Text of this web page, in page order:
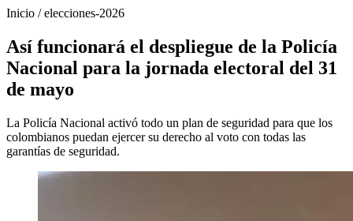
Inicio /elecciones-2026
Así funcionará el despliegue de la Policía
Nacional para la jornada electoral del 31
de mayo
La Policía Nacional activó todo un plan de seguridad para que los
colombianos puedan ejercer su derecho al voto con todas las
garantías de seguridad.